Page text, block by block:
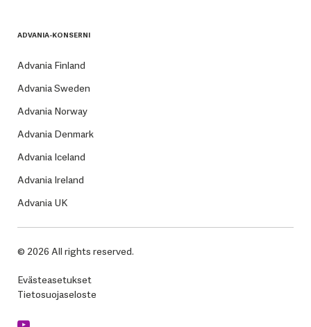
ADVANIA-KONSERNI
Advania Finland
Advania Sweden
Advania Norway
Advania Denmark
Advania Iceland
Advania Ireland
Advania UK
© 2026 All rights reserved.
Evästeasetukset
Tietosuojaseloste